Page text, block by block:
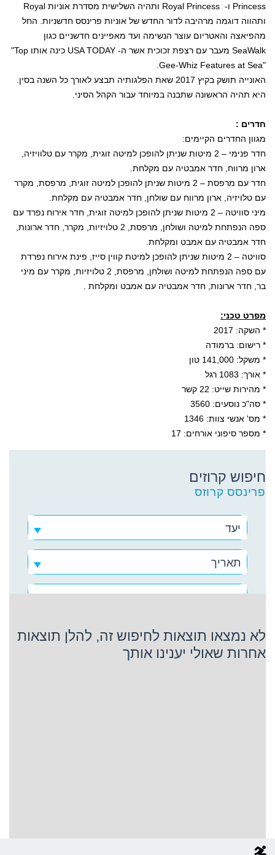
Princess ו- Royal Princess ותהיה השלישית מסדרת אוניות Royal
ותהווה דוגמה מרהיבה לדור החדש של אוניות פרינסס חדשניות. החל
מהפיאצה והאטריום עוצר הנשימה ועד מאפיינים חדשניים כגון
SeaWalk מעבר עם רצפת זכוכית אשר ה- USA TODAY כינה אותו "Top
Gee-Whiz Features at Sea"
האונייה תושק בקיץ 2017 שאת הפלגותיה תבצע לאורך כל השנה בסין.
היא תהיה הראשונה שתבנה במיוחד עבור הקהל הסיני.
חדרים :
מגוון החדרים הקיימים:
חדר פנימי – 2 מיטות שניתן להופכן למיטה זוגית, מקרר עם טלוויזיה,
ארון מרווח, חדר אמבטיה עם מקלחת.
חדר עם מרפסת – 2 מיטות שניתן להופכן למיטה זוגית, מרפסת, מקרר
עם טלויזיה, ארון מרווח עם שולחן, חדר אמבטיה עם מקלחת.
מיני סוויטה – 2 מיטות שניתן להופכן למיטה זוגית, חדר אירוח נפרד עם
ספה הנפתחת למיטה ושולחן, מרפסת, 2 טלויזיות, מקרר, חדר ארונות,
חדר אמבטיה עם אמבט ומקלחת.
סוויטה – 2 מיטות שניתן להופכן למיטת קווין סייז, פינת אירוח נפרדת
עם ספה הנפתחת למיטה ושולחן, מרפסת, 2 טלויזיות, מקרר עם מיני
בר, חדר ארונות, חדר אמבטיה עם אמבט ומקלחת .
מפרט טכני:
* השקה: 2017
* רישום: ברמודה
* משקל: 141,000 טון
* אורך: 1083 רגל
* מהירות שייט: 22 קשר
* סה"כ נוסעים: 3560
* מס' אנשי צוות: 1346
* מספר סיפוני אורחים: 17
חיפוש קרוזים
פרינסס קרוזס
יעד
תאריך
פרינסס קרוזס
לא נמצאו תוצאות לחיפוש זה, להלן תוצאות
אחרות שאולי יענינו אותך